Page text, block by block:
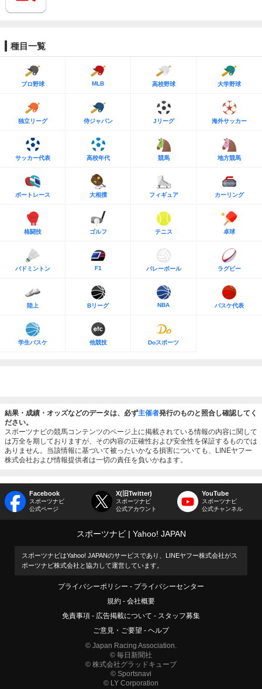
種目一覧
プロ野球 MLB 高校野球 大学野球
独立リーグ 侍ジャパン Jリーグ 海外サッカー
サッカー代表 高校年代 競馬 地方競馬
ボートレース 大相撲 フィギュア カーリング
格闘技 ゴルフ テニス 卓球
バドミントン F1 バレーボール ラグビー
陸上 Bリーグ NBA バスケ代表
学生バスケ 他競技 Doスポーツ
結果・成績・オッズなどのデータは、必ず主催者発行のものと照合し確認してく
ださい。
スポーツナビの競馬コンテンツのページ上に掲載されている情報の内容に関して
は万全を期しておりますが、その内容の正確性および安全性を保証するものでは
ありません。当該情報に基づいて被ったいかなる損害についても、LINEヤフー
株式会社および情報提供者は一切の責任を負いかねます。
Facebook
スポーツナビ
公式ページ
X(旧Twitter)
スポーツナビ
公式アカウント
YouTube
スポーツナビ
公式チャンネル
スポーツナビ Yahoo! JAPAN
スポーツナビはYahoo! JAPANのサービスであり、LINEヤフー株式会社がス
ポーツナビ株式会社と協力して運営しています。
プライバシーポリシー
プライバシーセンター
規約
会社概要
免責事項
広告掲載について
スタッフ募集
ご意見・ご要望
ヘルプ
© Japan Racing Association.
© 毎日新聞社
© 株式会社グラッドキューブ
© Sportsnavi
© LY Corporation